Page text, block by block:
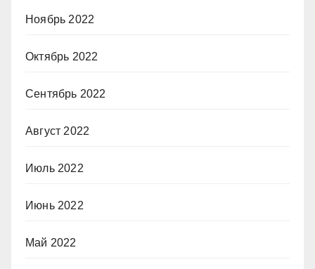
Ноябрь 2022
Октябрь 2022
Сентябрь 2022
Август 2022
Июль 2022
Июнь 2022
Май 2022